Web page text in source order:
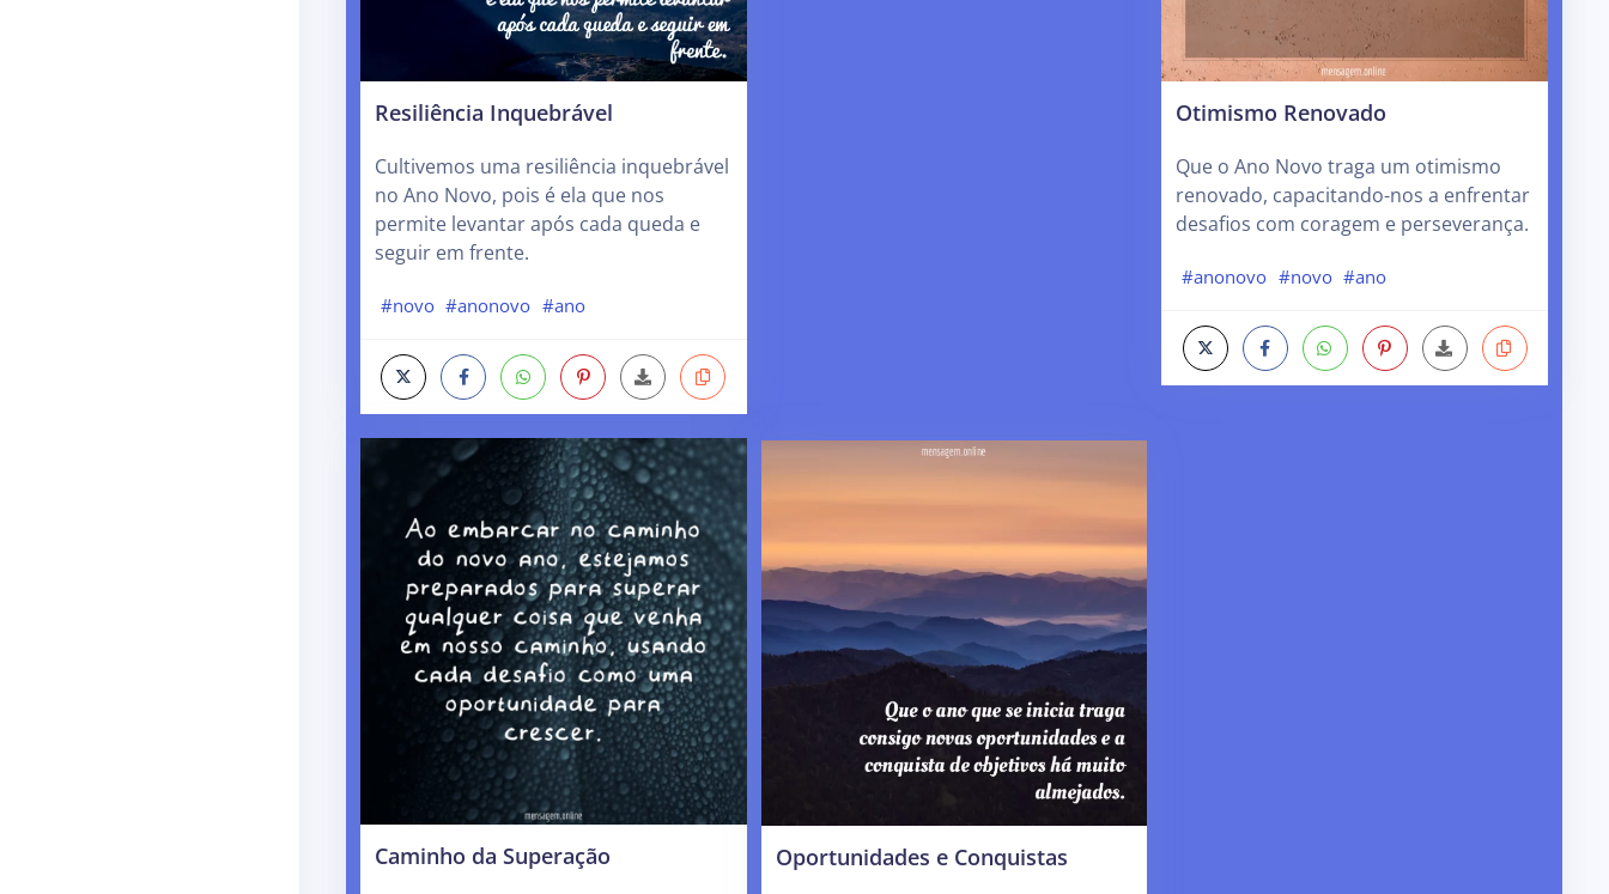
Resiliência Inquebrável
Cultivemos uma resiliência inquebrável
no Ano Novo, pois é ela que nos
permite levantar após cada queda e
seguir em frente.
#novo #anonovo #ano
Caminho da Superação Oportunidades e Conquistas
Otimismo Renovado
Que o Ano Novo traga um otimismo
renovado, capacitando-nos a enfrentar
desafios com coragem e perseverança.
#anonovo #novo #ano